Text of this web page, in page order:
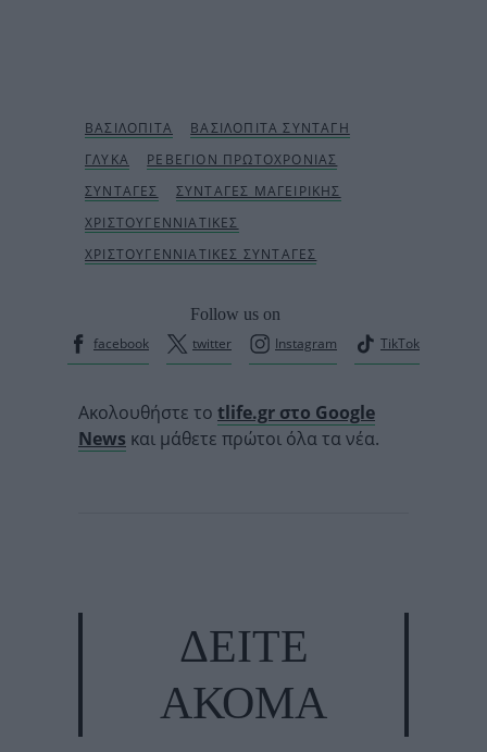
Follow us on
facebook
twitter Instagram TikTok
Ακολουθήστε το tlife.gr στο Google
News και μάθετε πρώτοι όλα τα νέα.
ΔΕΙΤΕ
ΑΚΟΜΑ